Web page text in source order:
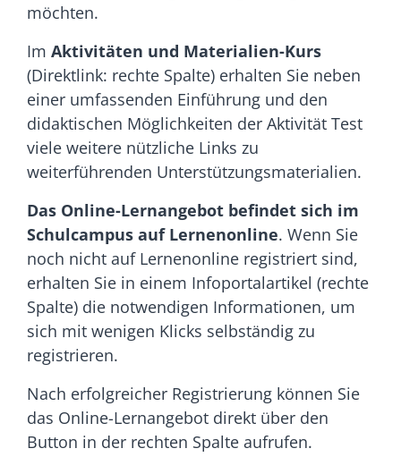
möchten.
Im Aktivitäten und Materialien-Kurs
(Direktlink: rechte Spalte) erhalten Sie neben
einer umfassenden Einführung und den
didaktischen Möglichkeiten der Aktivität Test
viele weitere nützliche Links zu
weiterführenden Unterstützungsmaterialien.
Das Online-Lernangebot befindet sich im
Schulcampus auf Lernenonline. Wenn Sie
noch nicht auf Lernenonline registriert sind,
erhalten Sie in einem Infoportalartikel (rechte
Spalte) die notwendigen Informationen, um
sich mit wenigen Klicks selbständig zu
registrieren.
Nach erfolgreicher Registrierung können Sie
das Online-Lernangebot direkt über den
Button in der rechten Spalte aufrufen.